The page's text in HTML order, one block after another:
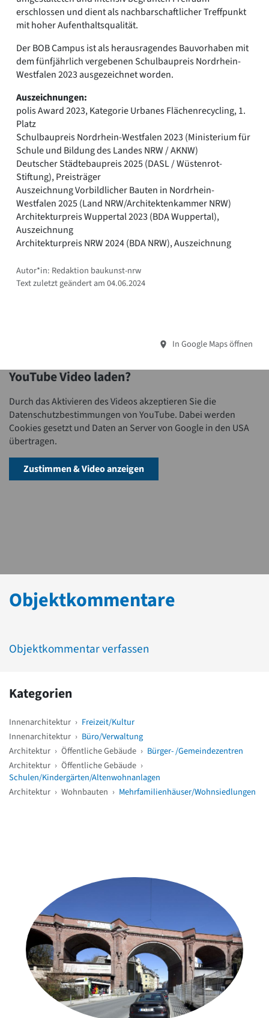
erschlossen und dient als nachbarschaftlicher Treffpunkt
mit hoher Aufenthaltsqualität.
Der BOB Campus ist als herausragendes Bauvorhaben mit
dem fünfjährlich vergebenen Schulbaupreis Nordrhein-
Westfalen 2023 ausgezeichnet worden.
Auszeichnungen:
polis Award 2023, Kategorie Urbanes Flächenrecycling, 1.
Platz
Schulbaupreis Nordrhein-Westfalen 2023 (Ministerium für
Schule und Bildung des Landes NRW / AKNW)
Deutscher Städtebaupreis 2025 (DASL / Wüstenrot-
Stiftung), Preisträger
Auszeichnung Vorbildlicher Bauten in Nordrhein-
Westfalen 2025 (Land NRW/Architektenkammer NRW)
Architekturpreis Wuppertal 2023 (BDA Wuppertal),
Auszeichnung
Architekturpreis NRW 2024 (BDA NRW), Auszeichnung
Autor*in: Redaktion baukunst-nrw
Text zuletzt geändert am 04.06.2024
In Google Maps öffnen
YouTube Video laden?
Durch das Aktivieren des Videos akzeptieren Sie die
Datenschutzbestimmungen von YouTube. Dabei werden
Cookies gesetzt und Daten an Server von Google in den USA
übertragen.
Zustimmen & Video anzeigen
Objektkommentare
Objektkommentar verfassen
Kategorien
Innenarchitektur › Freizeit/Kultur
Innenarchitektur › Büro/Verwaltung
Architektur › Öffentliche Gebäude › Bürger- /Gemeindezentren
Architektur › Öffentliche Gebäude ›
Schulen/Kindergärten/Altenwohnanlagen
Architektur › Wohnbauten › Mehrfamilienhäuser/Wohnsiedlungen